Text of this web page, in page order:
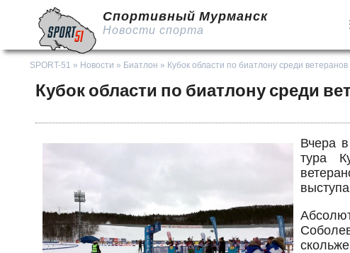
Спортивный Мурманск
Новости спорта
SPORT-51 » Новости » Биатлон » Кубок области по биатлону среди ветеранов
Кубок области по биатлону среди
Вчера
тура